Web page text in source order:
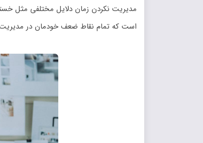
مدیریت نکردن زمان دلایل مختلفی مثل
است که تمام نقاط ضعف خودمان در مدیریت